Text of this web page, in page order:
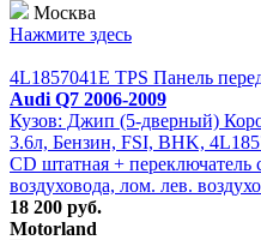
Москва
Нажмите здесь
4L1857041E TPS Панель
Audi Q7 2006-2009
Кузов: Джип (5-дверный)
3.6л, Бензин, FSI, BHK,
CD штатная + переключатель
воздуховода, лом. лев.
18 200 руб.
Motorland